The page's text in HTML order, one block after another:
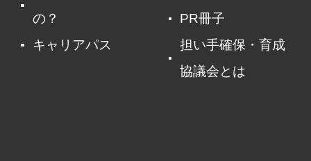
の？
キャリアパス
PR冊子
担い手確保・育成
協議会とは